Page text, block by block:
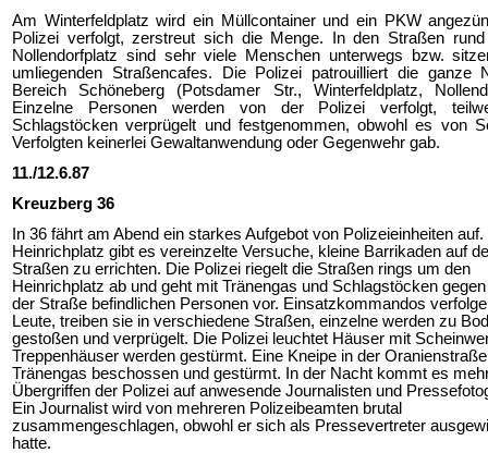
Am Winterfeldplatz wird ein Müllcontainer und ein PKW
Polizei verfolgt, zerstreut sich die Menge. In den Straßen
Nollendorfplatz sind sehr viele Menschen unterwegs bzw.
umliegenden Straßencafes. Die Polizei patrouilliert die ganze
Bereich Schöneberg (Potsdamer Str., Winterfeldplatz,
Einzelne Personen werden von der Polizei verfolgt,
Schlagstöcken verprügelt und festgenommen, obwohl es von
Verfolgten keinerlei Gewaltanwendung oder Gegenwehr gab.
11./12.6.87
Kreuzberg 36
In 36 fährt am Abend ein starkes Aufgebot von Polizeieinheiten
Heinrichplatz gibt es vereinzelte Versuche, kleine Barrikaden auf
Straßen zu errichten. Die Polizei riegelt die Straßen rings um den
Heinrichplatz ab und geht mit Tränengas und Schlagstöcken
der Straße befindlichen Personen vor. Einsatzkommandos
Leute, treiben sie in verschiedene Straßen, einzelne werden zu
gestoßen und verprügelt. Die Polizei leuchtet Häuser mit
Treppenhäuser werden gestürmt. Eine Kneipe in der
Tränengas beschossen und gestürmt. In der Nacht kommt es
Übergriffen der Polizei auf anwesende Journalisten und
Ein Journalist wird von mehreren Polizeibeamten brutal
zusammengeschlagen, obwohl er sich als Pressevertreter
hatte.